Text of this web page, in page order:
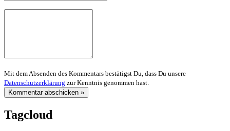
Mit dem Absenden des Kommentars bestätigst Du, dass Du unsere
Datenschutzerklärung zur Kenntnis genommen hast.
Tagcloud